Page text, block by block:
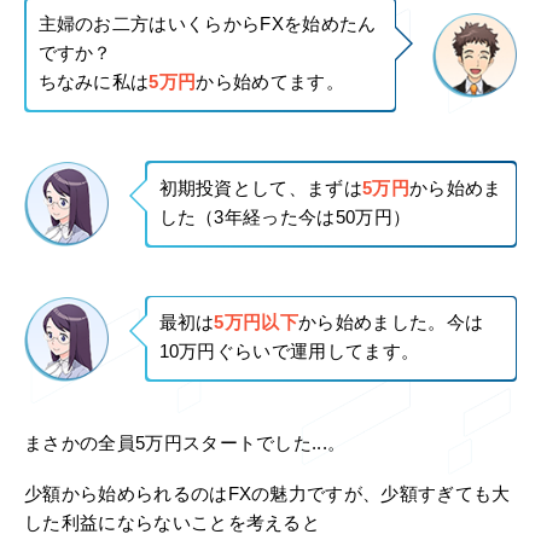
主婦のお二方はいくらからFXを始めたん
ですか？
ちなみに私は5万円から始めてます。
初期投資として、まずは5万円から始めま
した（3年経った今は50万円）
最初は5万円以下から始めました。今は
10万円ぐらいで運用してます。
まさかの全員5万円スタートでした...。
少額から始められるのはFXの魅力ですが、少額すぎても大
した利益にならないことを考えると